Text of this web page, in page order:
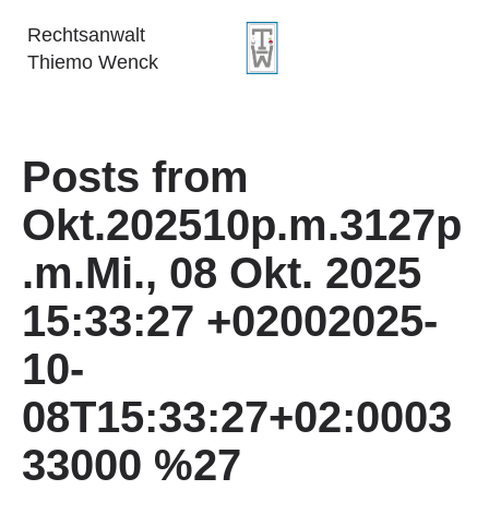
Rechtsanwalt
Thiemo Wenck
Posts from
Okt.202510p.m.3127p
.m.Mi., 08 Okt. 2025
15:33:27 +02002025-
10-
08T15:33:27+02:0003
33000 %27